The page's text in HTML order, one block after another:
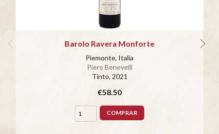
Barolo Ravera Monforte
Piemonte, Italia
Piero Benevelli
Tinto, 2021
€58.50
COMPRAR